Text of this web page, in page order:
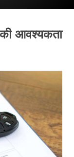
आवश्यकता